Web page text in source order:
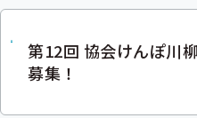
第12回 協会けんぽ川
募集！